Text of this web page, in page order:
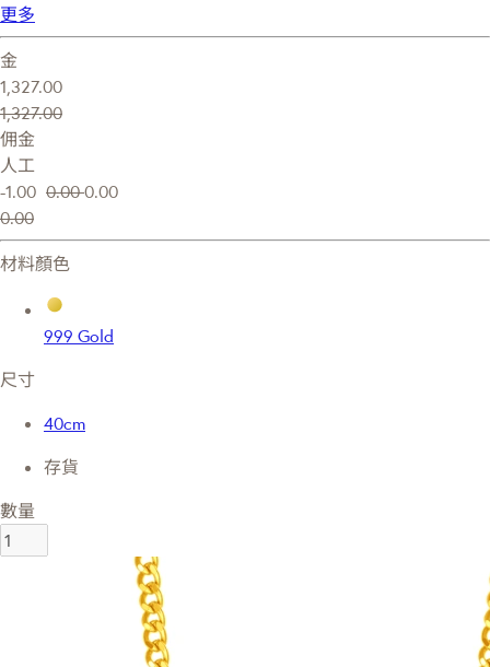
更多
金
1,327.00
1,327.00
佣金
人工
-1.00 0.000.00
0.00
材料顏色
999 Gold
尺寸
40cm
存貨
數量